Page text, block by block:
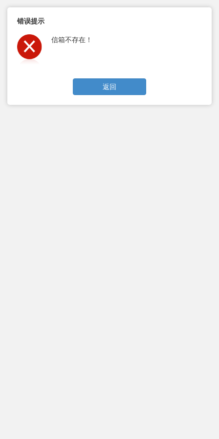
错误提示
信箱不存在！
返回